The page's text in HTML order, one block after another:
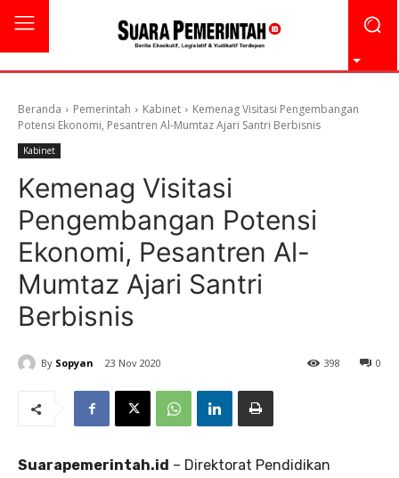
Beranda Pemerintah Kabinet
Kemenag Visitasi Pengembangan
Potensi Ekonomi, Pesantren Al-Mumtaz Ajari Santri Berbisnis
Kabinet
Kemenag Visitasi
Pengembangan Potensi
Ekonomi, Pesantren Al-
Mumtaz Ajari Santri
Berbisnis
By Sopyan 23 Nov 2020 0
398
Suarapemerintah.id – Direktorat Pendidikan